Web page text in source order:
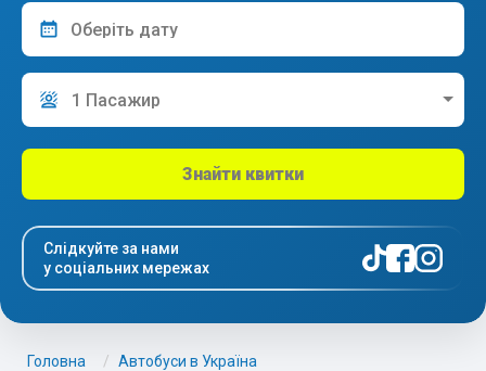
1 Пасажир
Знайти квитки
Слідкуйте за нами
у соціальних мережах
Головна
Автобуси в Україна